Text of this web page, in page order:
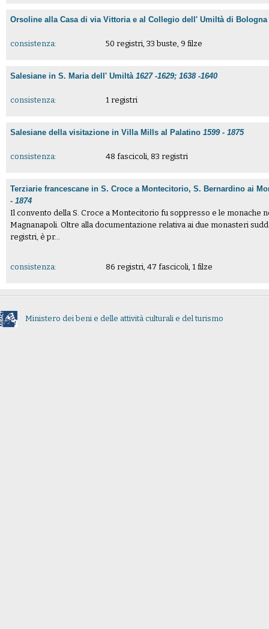
Orsoline alla Casa di via Vittoria e al Collegio dell' Umiltà di
consistenza: 50 registri, 33 buste, 9 filze
Salesiane in S. Maria dell' Umiltà1627 -1629; 1638 -1640
consistenza: 1 registri
Salesiane della visitazione in Villa Mills al Palatino1599 - 1875
consistenza: 48 fascicoli, 83 registri
Terziarie francescane in S. Croce a Montecitorio, S. Bernardino ai
- 1874
Il convento della S. Croce a Montecitorio fu soppresso e le monache
Magnanapoli. Oltre alla documentazione relativa ai due monasteri
registri, è pr...
consistenza: 86 registri, 47 fascicoli, 1 filze
Ministero dei beni e delle attività culturali e del turismo